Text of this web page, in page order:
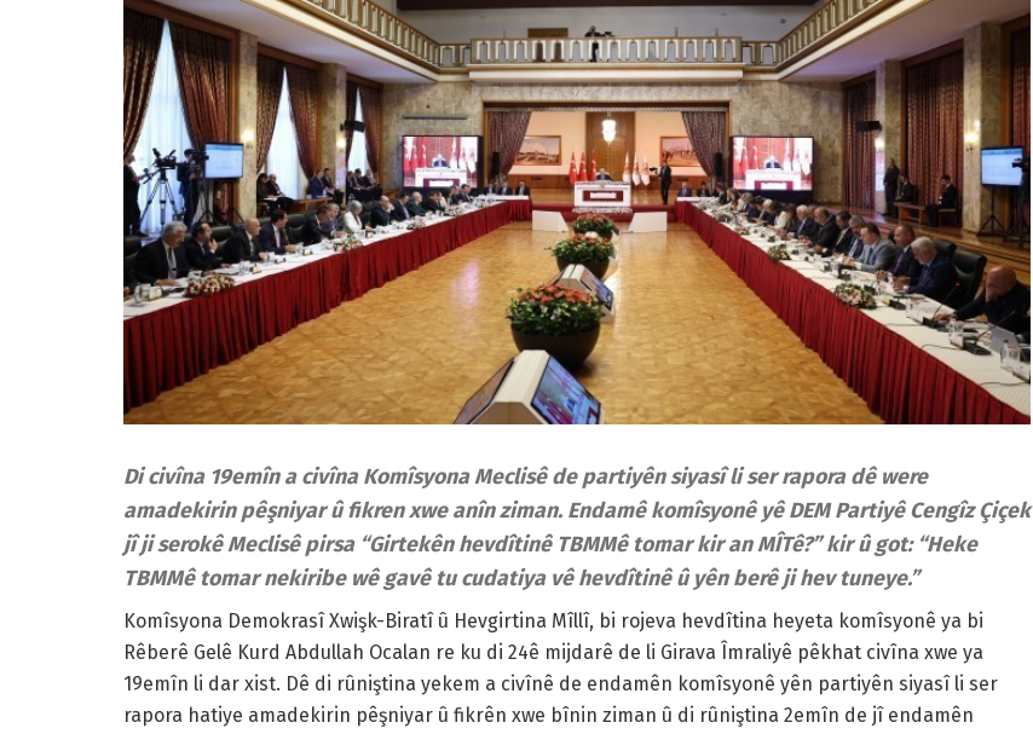
Di civîna 19emîn a civîna Komîsyona Meclisê de partiyên siyasî li ser rapora dê were
amadekirin pêşniyar û fikren xwe anîn ziman. Endamê komîsyonê yê DEM Partiyê Cengîz Çiçek
jî ji serokê Meclisê pirsa “Girtekên hevdîtinê TBMMê tomar kir an MÎTê?” kir û got: “Heke
TBMMê tomar nekiribe wê gavê tu cudatiya vê hevdîtinê û yên berê ji hev tuneye.”
Komîsyona Demokrasî Xwişk-Biratî û Hevgirtina Mîllî, bi rojeva hevdîtina heyeta komîsyonê ya bi
Rêberê Gelê Kurd Abdullah Ocalan re ku di 24ê mijdarê de li Girava Îmraliyê pêkhat civîna xwe ya
19emîn li dar xist. Dê di rûniştina yekem a civînê de endamên komîsyonê yên partiyên siyasî li ser
rapora hatiye amadekirin pêşniyar û fikrên xwe bînin ziman û di rûniştina 2emîn de jî endamên